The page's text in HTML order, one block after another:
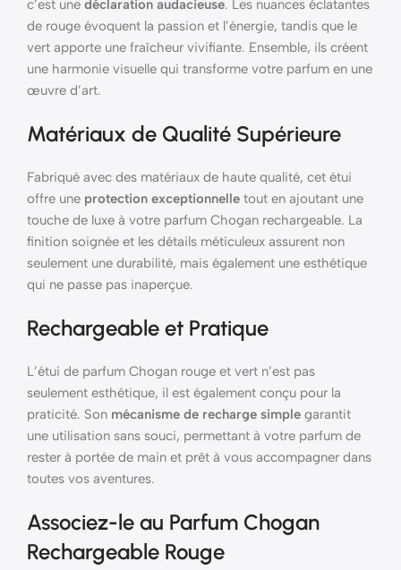
c’est une déclaration audacieuse. Les nuances éclatantes
de rouge évoquent la passion et l’énergie, tandis que le
vert apporte une fraîcheur vivifiante. Ensemble, ils créent
une harmonie visuelle qui transforme votre parfum en une
œuvre d’art.
Matériaux de Qualité Supérieure
Fabriqué avec des matériaux de haute qualité, cet étui
offre une protection exceptionnelle tout en ajoutant une
touche de luxe à votre parfum Chogan rechargeable. La
finition soignée et les détails méticuleux assurent non
seulement une durabilité, mais également une esthétique
qui ne passe pas inaperçue.
Rechargeable et Pratique
L’étui de parfum Chogan rouge et vert n’est pas
seulement esthétique, il est également conçu pour la
praticité. Son mécanisme de recharge simple garantit
une utilisation sans souci, permettant à votre parfum de
rester à portée de main et prêt à vous accompagner dans
toutes vos aventures.
Associez-le au Parfum Chogan
Rechargeable Rouge